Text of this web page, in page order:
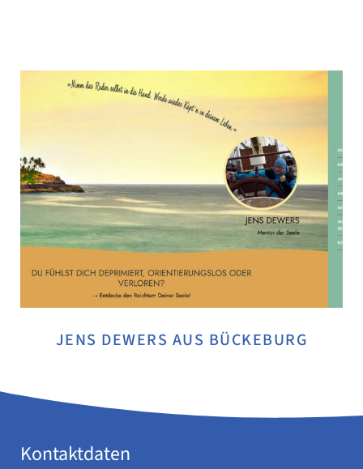
JENS DEWERS AUS BÜCKEBURG
Kontaktdaten